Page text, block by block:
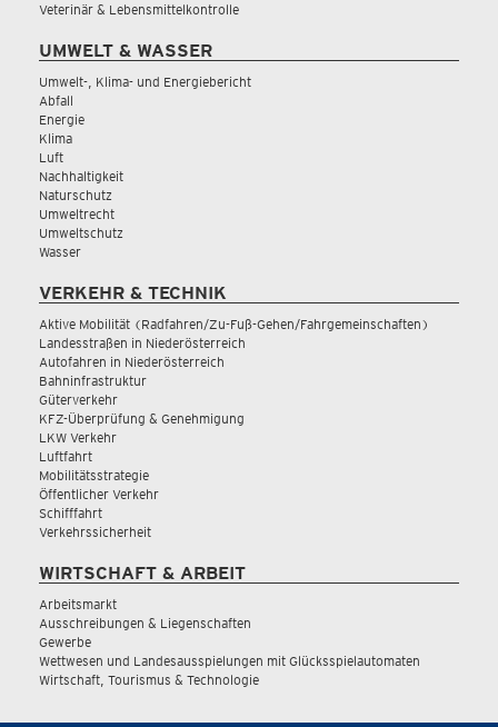
Veterinär & Lebensmittelkontrolle
UMWELT & WASSER
Umwelt-, Klima- und Energiebericht
Abfall
Energie
Klima
Luft
Nachhaltigkeit
Naturschutz
Umweltrecht
Umweltschutz
Wasser
VERKEHR & TECHNIK
Aktive Mobilität (Radfahren/Zu-Fuß-Gehen/Fahrgemeinschaften)
Landesstraßen in Niederösterreich
Autofahren in Niederösterreich
Bahninfrastruktur
Güterverkehr
KFZ-Überprüfung & Genehmigung
LKW Verkehr
Luftfahrt
Mobilitätsstrategie
Öffentlicher Verkehr
Schifffahrt
Verkehrssicherheit
WIRTSCHAFT & ARBEIT
Arbeitsmarkt
Ausschreibungen & Liegenschaften
Gewerbe
Wettwesen und Landesausspielungen mit Glücksspielautomaten
Wirtschaft, Tourismus & Technologie